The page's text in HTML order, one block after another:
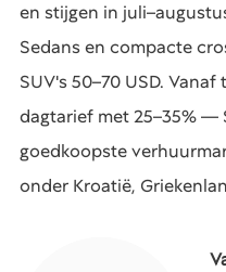
en stijgen in
Sedans en compacte
SUV's 50–70 USD.
dagtarief met 25–35% —
goedkoopste
onder Kroatië,